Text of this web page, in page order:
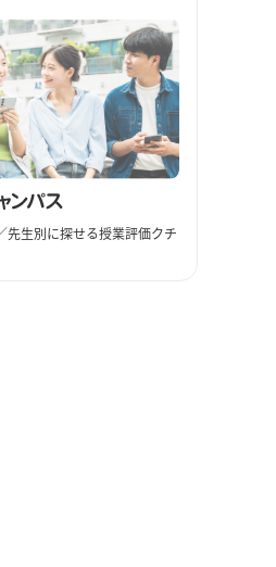
先生別に探せる授業評価クチ